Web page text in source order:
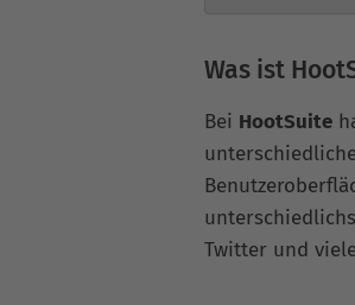
Was ist
Bei HootSuite
Twitter und